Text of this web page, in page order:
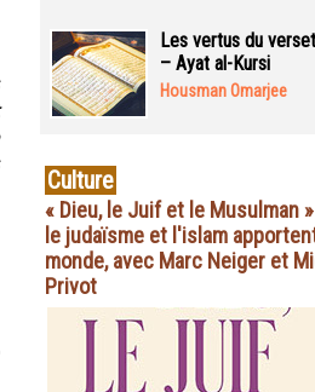
Les vertus du
– Ayat al-Kursi
Housman Omarjee
Culture
« Dieu, le Juif et le Musulman
le judaïsme et l'islam
monde, avec Marc Neiger et
Privot